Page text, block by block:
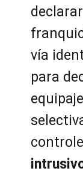
vía
para